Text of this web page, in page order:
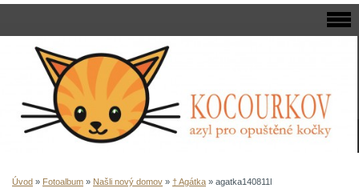
Úvod » Fotoalbum » Našli nový domov » † Agátka » agatka140811l